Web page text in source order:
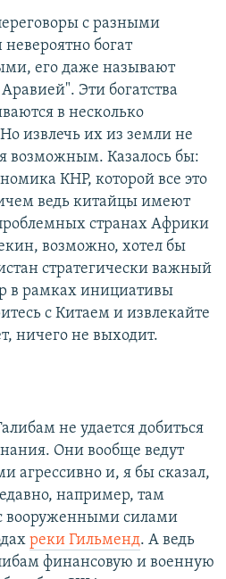
с разными
богат
его даже называют
Эти богатства
в несколько
извлечь их из земли не
возможным. Казалось бы:
КНР, которой все это
ведь китайцы имеют
странах Африки
возможно, хотел бы
стратегически важный
в рамках инициативы
с Китаем и извлекайте
ничего не выходит.
не удается добиться
Они вообще ведут
агрессивно и, я бы сказал,
например, там
вооруженными силами
реки Гильменд. А ведь
финансовую и военную